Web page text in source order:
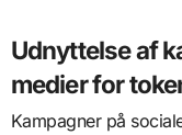
Udnyttelse af
medier for
Kampagner på